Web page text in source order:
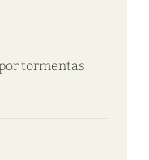
tormentas